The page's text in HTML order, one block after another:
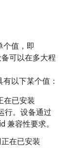
个值，即
备可以在多大程
有以下某个值：
在已安装
行。设备通过
兼容性要求。
正在已安装